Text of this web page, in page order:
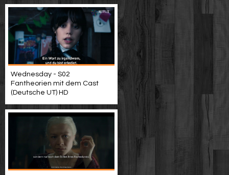
Wednesday - S02
Fantheorien mit dem Cast
(Deutsche UT) HD